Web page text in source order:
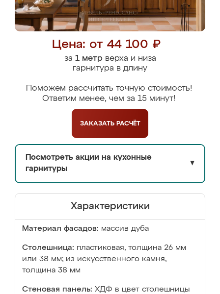
Цена: от 44 100 ₽
за 1 метрверха и низа
гарнитура в длину
Поможем рассчитать точную стоимость!
Ответим менее, чем за 15 минут!
ЗАКАЗАТЬ РАСЧЁТ
Посмотреть акции на кухонные
гарнитуры
▼
Характеристики
Материал фасадов: массив дуба
Столешница: пластиковая, толщина 26 мм
или 38 мм; из искусственного камня,
толщина 38 мм
Стеновая панель: ХДФ в цвет столешницы